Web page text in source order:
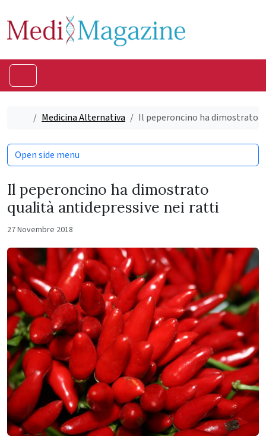
HomeMedicina Alternativa Il peperoncino ha dimostrato
Il peperoncino ha dimostrato
qualità antidepressive nei ratti
27 Novembre 2018
Open side menu